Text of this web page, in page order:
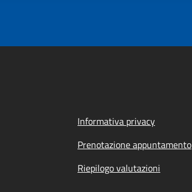
Informativa privacy
Prenotazione appuntamento
Riepilogo valutazioni